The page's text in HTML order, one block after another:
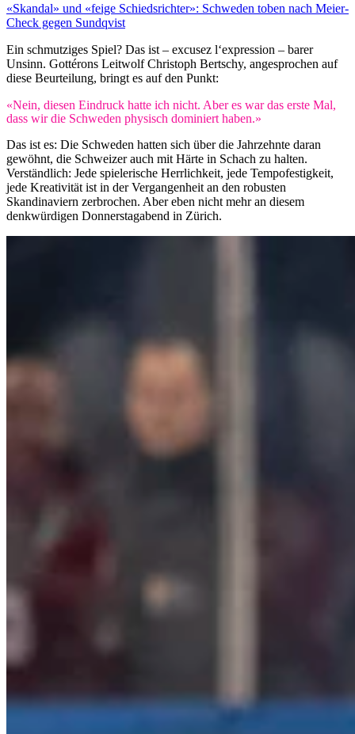
«Skandal» und «feige Schiedsrichter»: Schweden toben nach Meier-
Check gegen Sundqvist
Ein schmutziges Spiel? Das ist – excusez l‘expression – barer
Unsinn. Gottérons Leitwolf Christoph Bertschy, angesprochen auf
diese Beurteilung, bringt es auf den Punkt:
«Nein, diesen Eindruck hatte ich nicht. Aber es war das erste Mal,
dass wir die Schweden physisch dominiert haben.»
Das ist es: Die Schweden hatten sich über die Jahrzehnte daran
gewöhnt, die Schweizer auch mit Härte in Schach zu halten.
Verständlich: Jede spielerische Herrlichkeit, jede Tempofestigkeit,
jede Kreativität ist in der Vergangenheit an den robusten
Skandinaviern zerbrochen. Aber eben nicht mehr an diesem
denkwürdigen Donnerstagabend in Zürich.